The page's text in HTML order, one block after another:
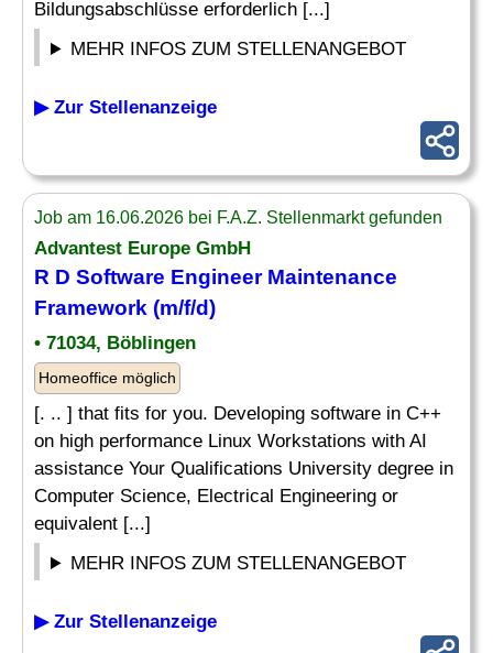
Bildungsabschlüsse erforderlich [...]
MEHR INFOS ZUM STELLENANGEBOT
▶ Zur Stellenanzeige
Job am 16.06.2026 bei F.A.Z. Stellenmarkt gefunden
Advantest Europe GmbH
R D Software Engineer Maintenance
Framework (m/f/d)
• 71034, Böblingen
Homeoffice möglich
[. .. ] that fits for you. Developing software in C++
on high performance Linux Workstations with AI
assistance Your Qualifications University degree in
Computer Science, Electrical Engineering or
equivalent [...]
MEHR INFOS ZUM STELLENANGEBOT
▶ Zur Stellenanzeige